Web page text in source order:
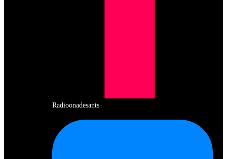
Radioonadesants